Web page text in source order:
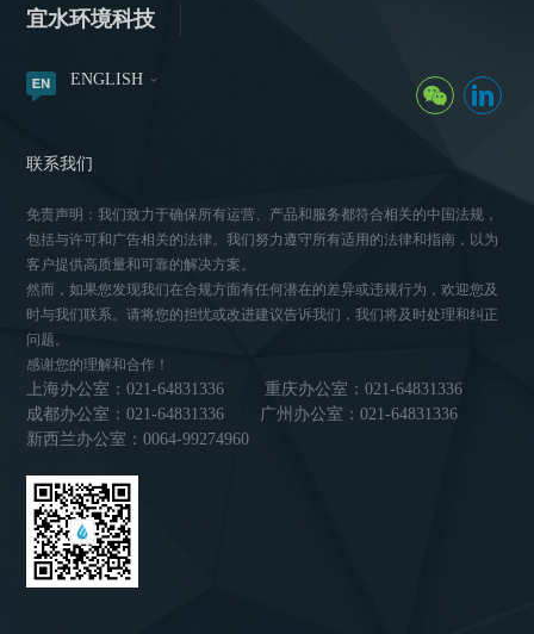
宜水环境科技
ENGLISH
联系我们
免责声明：我们致力于确保所有运营、产品和服务都符合相关的中国法规，
包括与许可和广告相关的法律。我们努力遵守所有适用的法律和指南，以为
客户提供高质量和可靠的解决方案。
然而，如果您发现我们在合规方面有任何潜在的差异或违规行为，欢迎您及
时与我们联系。请将您的担忧或改进建议告诉我们，我们将及时处理和纠正
问题。
感谢您的理解和合作！
上海办公室：021-64831336
重庆办公室：021-64831336
成都办公室：021-64831336
广州办公室：021-64831336
新西兰办公室：0064-99274960